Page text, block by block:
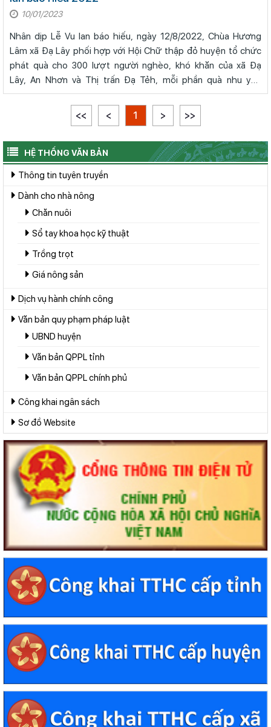
10/01/2023
Nhân dịp Lễ Vu lan báo hiếu, ngày 12/8/2022, Chùa Hương
Lâm xã Đạ Lây phối hợp với Hội Chữ thập đỏ huyện tổ chức
phát quà cho 300 lượt người nghèo, khó khăn của xã Đạ
Lây, An Nhơn và Thị trấn Đạ Tẻh, mỗi phần quà nhu yếu
phẩm trị giá 250.000 đồng (gồ
<< < 1 > >>
HỆ THỐNG VĂN BẢN
Thông tin tuyên truyền
Dành cho nhà nông
Chăn nuôi
Sổ tay khoa học kỹ thuật
Trồng trọt
Giá nông sản
Dịch vụ hành chính công
Văn bản quy phạm pháp luật
UBND huyện
Văn bản QPPL tỉnh
Văn bản QPPL chính phủ
Công khai ngân sách
Sơ đồ Website